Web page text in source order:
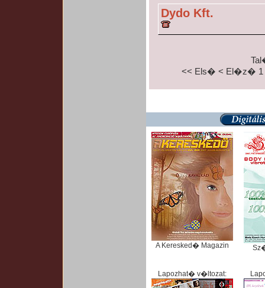
Dydo Kft.
<< Els� < El�z� 1
A Keresked� Magazin
Lapozhat� v�ltozat: